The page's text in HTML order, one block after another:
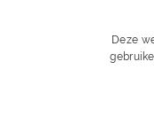
Deze